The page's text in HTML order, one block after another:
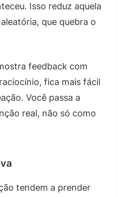
Isso reduz aquela
que quebra o
feedback com
fica mais fácil
Você passa a
real, não só como
tendem a prender